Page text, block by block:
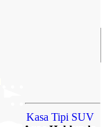
Kasa Tipi SUV